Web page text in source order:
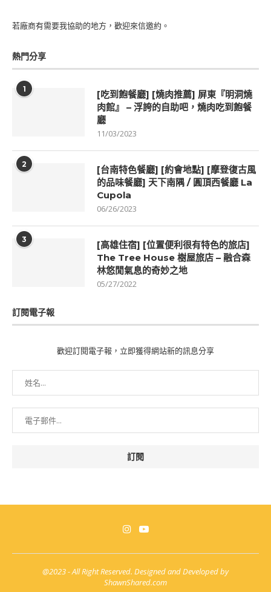
若廠商有需要我協助的地方，歡迎來信邀約。
熱門分享
1
[吃到飽餐廳] [燒肉推薦] 屏東『明洞燒
肉館』 – 浮誇的自助吧，燒肉吃到飽餐
廳
11/03/2023
2
[台南特色餐廳] [約會地點] [摩登復古風
的品味餐廳] 天下南隅 / 圓頂西餐廳 La
Cupola
06/26/2023
3
[高雄住宿] [位置便利很有特色的旅店]
The Tree House 樹屋旅店 – 融合森
林悠閒氣息的奇妙之地
05/27/2022
訂閱電子報
歡迎訂閱電子報，立即獲得網站新的訊息分享
@2023 - All Right Reserved. Designed and Developed by
ShawnShared.com